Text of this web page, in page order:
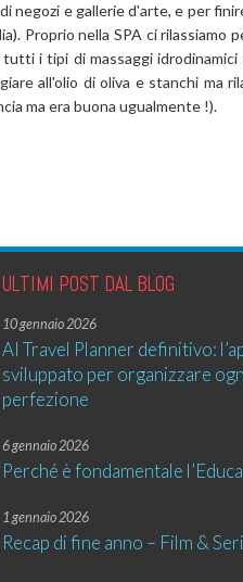
negozi e gallerie d'arte, e per
Proprio nella SPA ci
i tipi di massaggi
all'olio di oliva e stanchi ma
ma era buona ugualmente !).
ULTIMI POST DAL BLOG
10 gennaio 2026
AI Travel Planner definitivo:
sviluppato per organizzare
perfezione
6 gennaio 2026
Perché è fondamentale
1 gennaio 2026
Recap di fine anno – Film &